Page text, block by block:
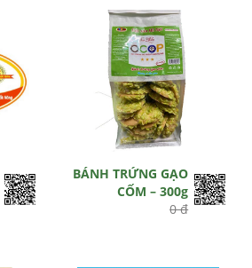
BÁNH TRỨNG GẠO
CỐM – 300g
0 đ